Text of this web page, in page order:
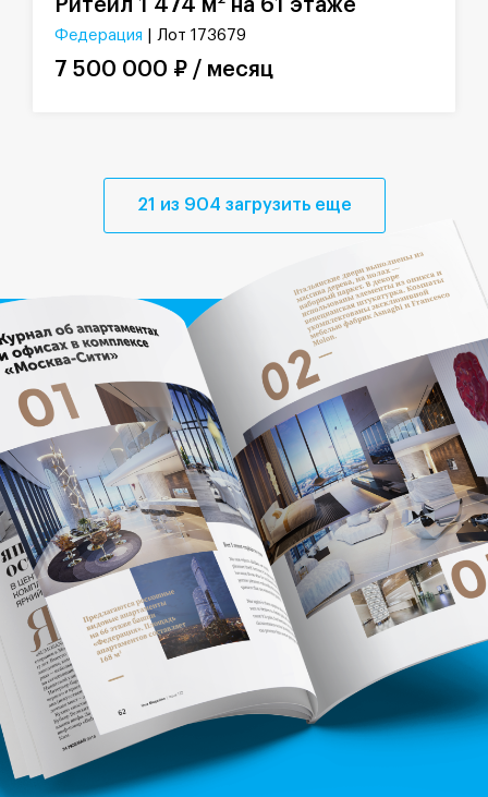
Ритейл 1 474 м на 61 этаже
Федерация | Лот 173679
7 500 000 ₽ / месяц
21 из 904 загрузить еще